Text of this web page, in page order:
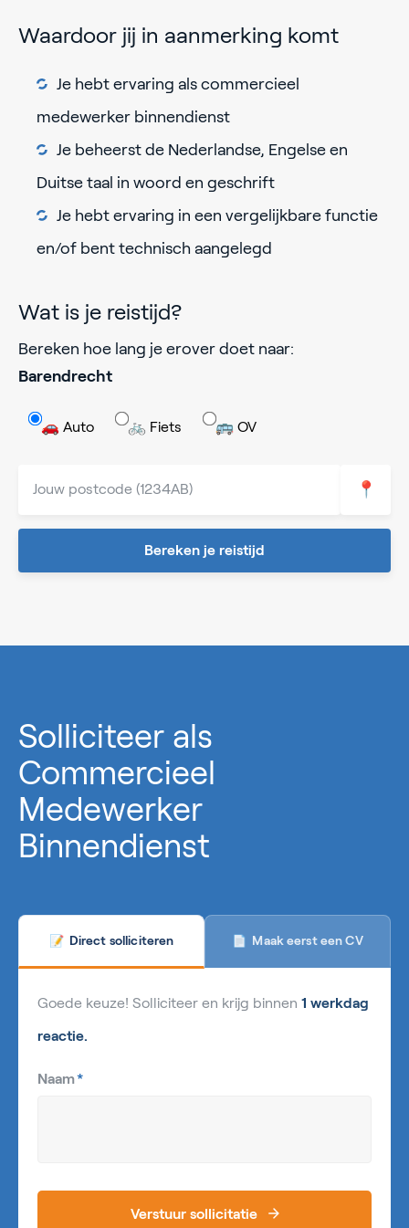
Waardoor jij in aanmerking komt
Je hebt ervaring als commercieel
medewerker binnendienst
Je beheerst de Nederlandse, Engelse en
Duitse taal in woord en geschrift
Je hebt ervaring in een vergelijkbare functie
en/of bent technisch aangelegd
Wat is je reistijd?
Bereken hoe lang je erover doet naar:
Barendrecht
🚗 Auto 🚲 Fiets 🚌 OV
📍
Bereken je reistijd
Solliciteer als
Commercieel
Medewerker
Binnendienst
📝 Direct solliciteren 📄 Maak eerst een CV
Goede keuze! Solliciteer en krijg binnen 1 werkdag
reactie.
Naam*
Verstuur sollicitatie